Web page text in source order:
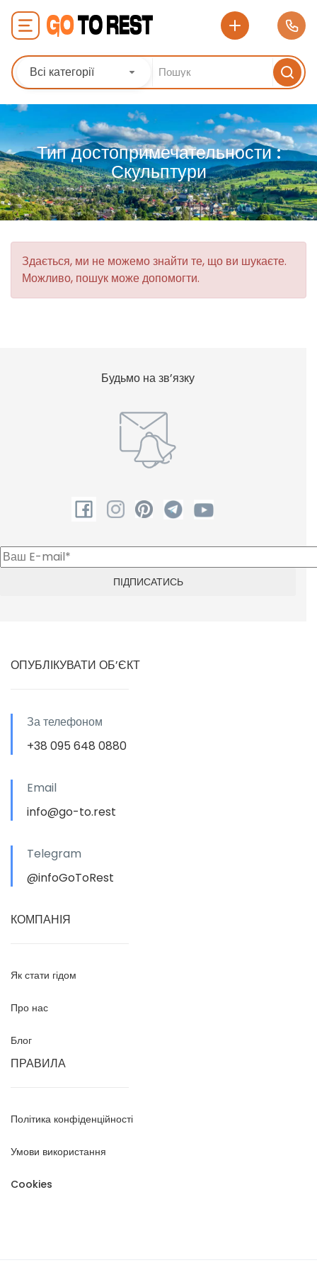
Всі категорії
Тип достопримечательности :
Скульптури
Здається, ми не можемо знайти те, що ви шукаєте.
Можливо, пошук може допомогти.
Будьмо на зв’язку
ОПУБЛІКУВАТИ ОБ’ЄКТ
За телефоном
+38 095 648 0880
Email
info@go-to.rest
Telegram
@infoGoToRest
КОМПАНІЯ
Як стати гідом
Про нас
Блог
ПРАВИЛА
Політика конфіденційності
Умови використання
Cookies